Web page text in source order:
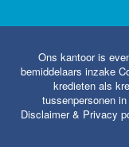
Ons kantoor is
bemiddelaars inzake
kredieten als
tussenpersonen
Disclaimer & Privacy